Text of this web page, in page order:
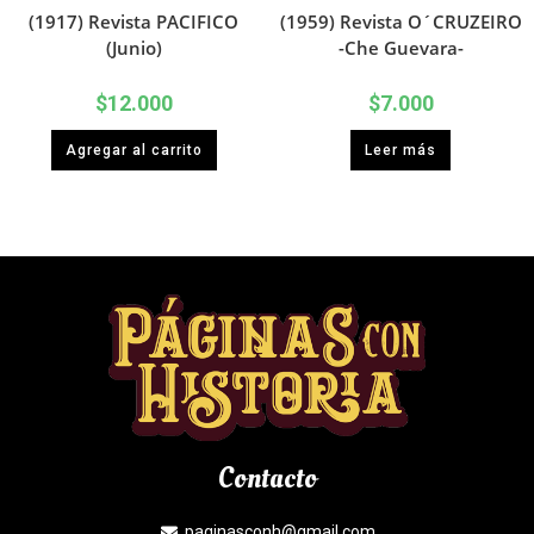
(1917) Revista PACIFICO
(Junio)
$12.000
Agregar al carrito
(1959) Revista O´CRUZEIRO
-Che Guevara-
$7.000
Leer más
Contacto